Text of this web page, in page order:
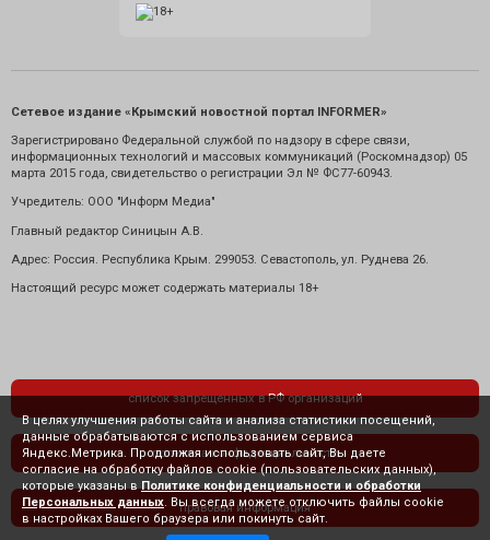
Сетевое издание «Крымский новостной портал INFORMER»
Зарегистрировано Федеральной службой по надзору в сфере связи,
информационных технологий и массовых коммуникаций (Роскомнадзор) 05
марта 2015 года, свидетельство о регистрации Эл № ФС77-60943.
Учредитель: ООО "Информ Медиа"
Главный редактор Синицын А.В.
Адрес: Россия. Республика Крым. 299053. Севастополь, ул. Руднева 26.
Настоящий ресурс может содержать материалы 18+
список запрещенных в РФ организаций
политика конфиденциальности
правовая информация
В целях улучшения работы сайта и анализа статистики посещений,
данные обрабатываются с использованием сервиса
Яндекс.Метрика. Продолжая использовать сайт, Вы даете
согласие на обработку файлов cookie (пользовательских данных),
которые указаны в Политике конфиденциальности и обработки
Персональных данных . Вы всегда можете отключить файлы cookie
в настройках Вашего браузера или покинуть сайт.